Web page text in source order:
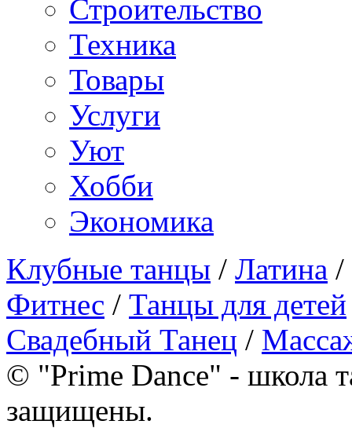
Строительство
Техника
Товары
Услуги
Уют
Хобби
Экономика
Клубные танцы / Латина /
Фитнес / Танцы для детей
Свадебный Танец /
© "Prime Dance" - школа
защищены.